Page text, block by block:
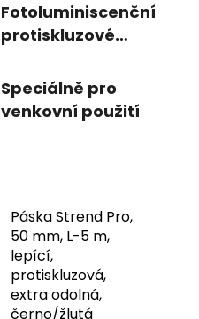
Fotoluminiscenční
protiskluzové
Speciálně pro
venkovní použití
Páska Strend Pro,
50 mm, L-5 m,
lepící,
protiskluzová,
extra odolná,
černo/žlutá